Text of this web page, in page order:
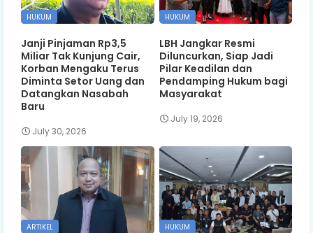
HUKUM
Janji Pinjaman Rp3,5
Miliar Tak Kunjung Cair,
Korban Mengaku Terus
Diminta Setor Uang dan
Datangkan Nasabah
Baru
July 30, 2026
HUKUM
LBH Jangkar Resmi
Diluncurkan, Siap Jadi
Pilar Keadilan dan
Pendamping Hukum bagi
Masyarakat
July 19, 2026
ARTIKEL HUKUM